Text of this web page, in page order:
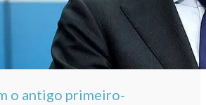
o antigo primeiro-